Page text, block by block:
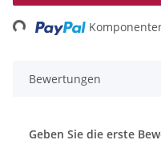
Bewertungen
Geben Sie die erste